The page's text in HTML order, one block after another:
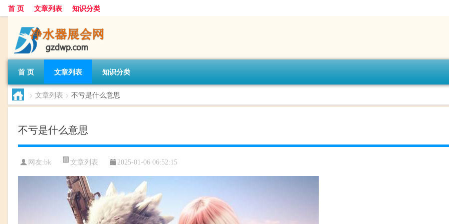
首 页 文章列表 知识分类
首 页 文章列表 知识分类
> 文章列表 > 不亏是什么意思
不亏是什么意思
网友:bk 文章列表 2025-01-06 06:52:15